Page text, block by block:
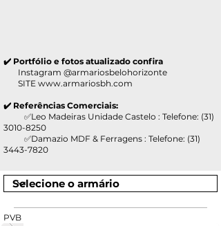
✔️ Portfólio e fotos atualizado confira
Instagram @armariosbelohorizonte
SITE www.armariosbh.com
✔️ Referências Comerciais:
✅Leo Madeiras Unidade Castelo : Telefone: (31)
3010-8250
✅Damazio MDF & Ferragens : Telefone: (31)
3443-7820
PVB